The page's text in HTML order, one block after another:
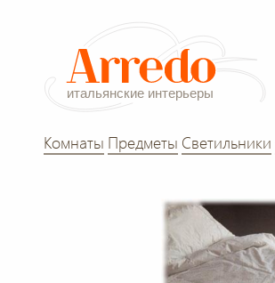
Комнаты Предметы Светильники